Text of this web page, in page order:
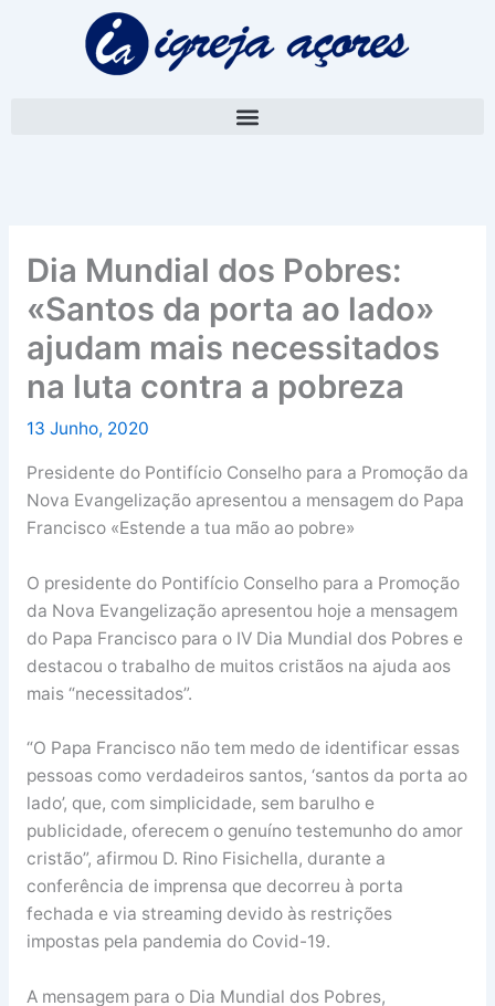
Dia Mundial dos Pobres:
«Santos da porta ao lado»
ajudam mais necessitados
na luta contra a pobreza
13 Junho, 2020
Presidente do Pontifício Conselho para a Promoção da
Nova Evangelização apresentou a mensagem do Papa
Francisco «Estende a tua mão ao pobre»
O presidente do Pontifício Conselho para a Promoção
da Nova Evangelização apresentou hoje a mensagem
do Papa Francisco para o IV Dia Mundial dos Pobres e
destacou o trabalho de muitos cristãos na ajuda aos
mais “necessitados”.
“O Papa Francisco não tem medo de identificar essas
pessoas como verdadeiros santos, ‘santos da porta ao
lado’, que, com simplicidade, sem barulho e
publicidade, oferecem o genuíno testemunho do amor
cristão”, afirmou D. Rino Fisichella, durante a
conferência de imprensa que decorreu à porta
fechada e via streaming devido às restrições
impostas pela pandemia do Covid-19.
A mensagem para o Dia Mundial dos Pobres,